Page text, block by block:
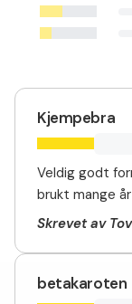
Kjempebra
Veldig godt
brukt mange
Skrevet av
betakaroten